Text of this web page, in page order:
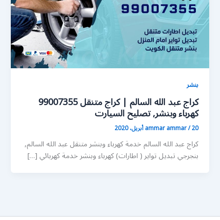
بنشر
كراج عبد الله السالم | كراج متنقل 99007355
كهرباء وبنشر, تصليح السيارت
ammar ammar/20 أبريل، 2020
كراج عبد الله السالم خدمة كهرباء وبنشر متنقل عبد الله السالم,
بنجرجي تبديل تواير ( اطارات) كهرباء وبنشر خدمة كهربائي […]